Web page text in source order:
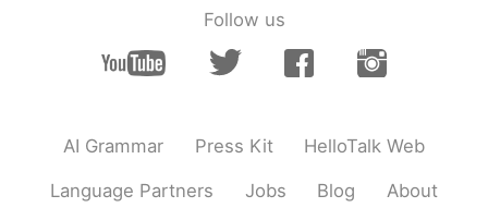
ます。でも、とてもいい休憩になりま
So lovely moment:)
sakura 2019.10.14 12:52
Follow us
AI Grammar Press Kit HelloTalk Web
Language Partners Jobs Blog About